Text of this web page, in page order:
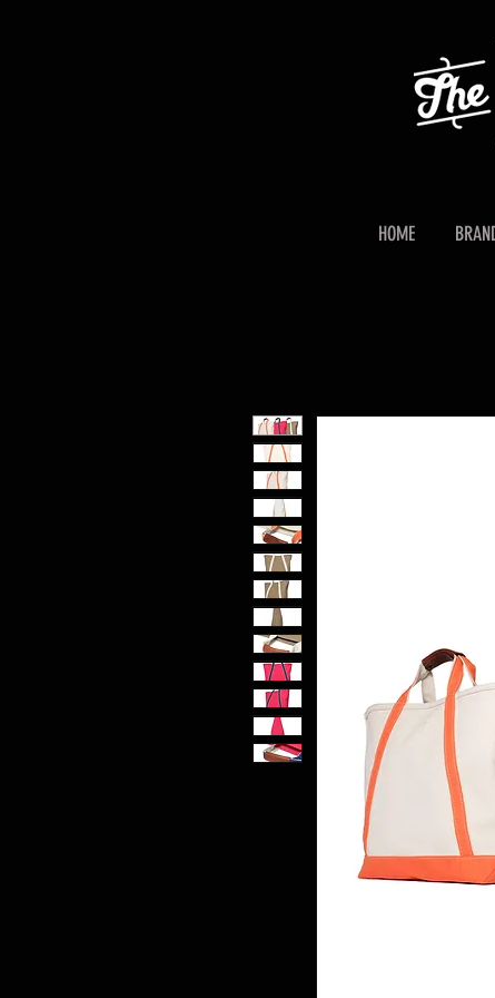
HOME